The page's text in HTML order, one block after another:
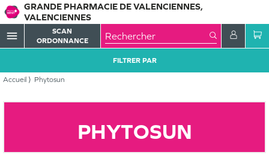
GRANDE PHARMACIE DE VALENCIENNES,
VALENCIENNES
menu
SCAN
ORDONNANCE
Accueil Phytosun
FILTRER PAR
PHYTOSUN